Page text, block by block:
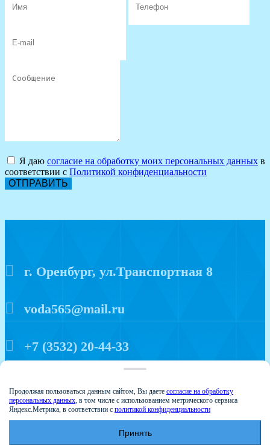
Я даю согласие на обработку моих персональных данных в
соответствии с Политикой конфиденциальности
ОТПРАВИТЬ
г. Оренбург, ул.Транспортная 8
voda565@mail.ru
+7 (3532) 20-44-33
Продолжая пользоваться данным сайтом, Вы даете согласие на обработку
персональных данных, в том числе с использованием метрического сервиса
Яндекс.Метрика, в соответствии с политикой конфиденциальности
Принять